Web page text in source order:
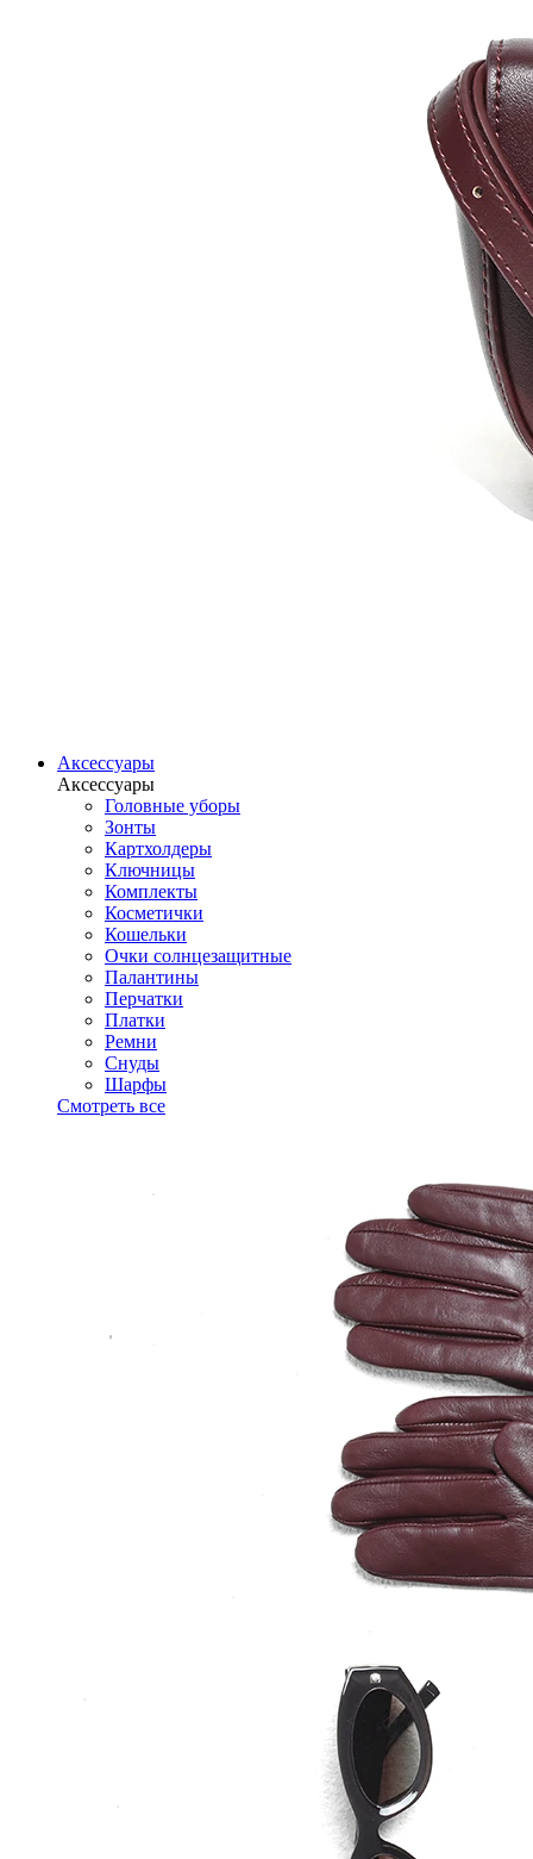
Аксессуары
Аксессуары
Головные уборы
Зонты
Картхолдеры
Ключницы
Комплекты
Косметички
Кошельки
Очки солнцезащитные
Палантины
Перчатки
Платки
Ремни
Снуды
Шарфы
Смотреть все